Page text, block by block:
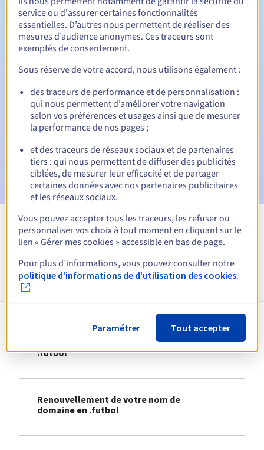
Période de rédemption 30 jours
Notifications automatiques :
Emails d'avertissement : 60, 30, 15, 7 et 3 jours avant la
date d'échéance
Email le jour de l'expirationpour notification de la
suspension du nom de domaine
Email après la Redemption Grace Periodpour notification
de la suppression du nom de domaine
Voir toutes les extensions
Informations sur le .futbol
Création de votre nom de domaine en
.futbol
Renouvellement de votre nom de
domaine en .futbol
service ou d'assurer certaines fonctionnalités
essentielles. D’autres nous permettent de réaliser des
mesures d’audience anonymes. Ces traceurs sont
exemptés de consentement.
Sous réserve de votre accord, nous utilisons également :
des traceurs de performance et de personnalisation :
qui nous permettent d’améliorer votre navigation
selon vos préférences et usages ainsi que de mesurer
la performance de nos pages ;
et des traceurs de réseaux sociaux et de partenaires
tiers : qui nous permettent de diffuser des publicités
ciblées, de mesurer leur efficacité et de partager
certaines données avec nos partenaires publicitaires
et les réseaux sociaux.
Vous pouvez accepter tous les traceurs, les refuser ou
personnaliser vos choix à tout moment en cliquant sur le
lien « Gérer mes cookies » accessible en bas de page.
Pour plus d’informations, vous pouvez consulter notre
politique d'informations de d'utilisation des cookies.
Paramétrer Tout accepter